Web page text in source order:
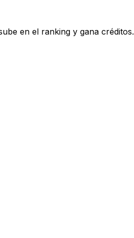
en el ranking y gana créditos.